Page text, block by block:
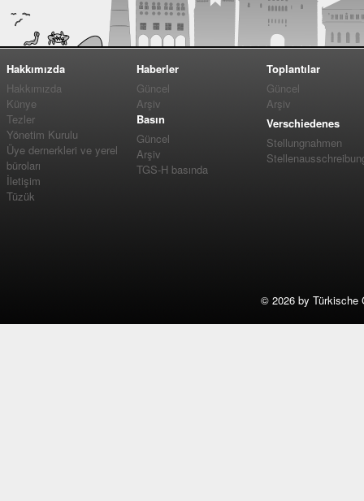
Hakkımızda
Hakkımızda
Künye
Tezler
Yönetim Kurulu
Üye dernerkleri ve yerel
büroları
İletişim
Tüzük
Haberler
Güncel
Arşiv
Basın
Güncel
Arşiv
TGS-H basında
Toplantılar
Güncel
Arşiv
Verschiedenes
Stellungnahmen
© 2026 by Türkische